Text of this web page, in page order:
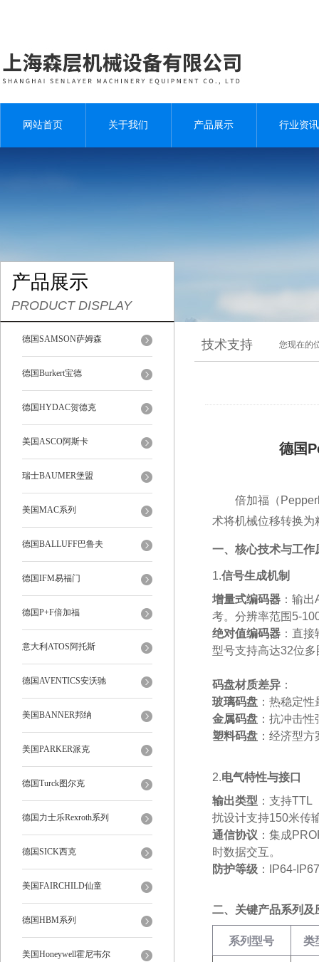
网站首页 关于我们 产品展示 行业资讯
产品展示
PRODUCT DISPLAY
德国SAMSON萨姆森
德国Burkert宝德
德国HYDAC贺德克
美国ASCO阿斯卡
瑞士BAUMER堡盟
美国MAC系列
德国BALLUFF巴鲁夫
德国IFM易福门
德国P+F倍加福
意大利ATOS阿托斯
德国AVENTICS安沃驰
美国BANNER邦纳
美国PARKER派克
德国Turck图尔克
德国力士乐Rexroth系列
德国SICK西克
美国FAIRCHILD仙童
德国HBM系列
美国Honeywell霍尼韦尔
技术支持 您现在的
德国
倍加福（
术将机械位移转换为
一、核心技术与工作
1‌.信号生成机制
增量式编码器 ：输
考。分辨率范围5-
绝对值编码器 ：直
型号支持高达32位
码盘材质差异 ‌：
玻璃码盘 ：热稳定
金属码盘 ：抗冲击
塑料码盘 ：经济型
2‌.电气特性与接口
输出类型 ：支持
扰设计支持150米传
通信协议 ：集成
时数据交互‌。
防护等级 ：IP64-
二、关键产品系列及
系列型号 类